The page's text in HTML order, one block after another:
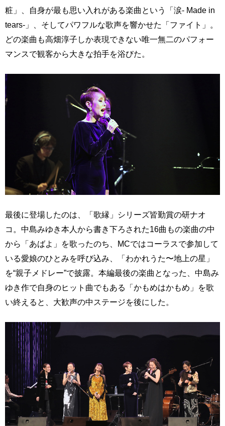
粧」、自身が最も思い入れがある楽曲という「涙- Made in
tears-」、そしてパワフルな歌声を響かせた「ファイト」。
どの楽曲も高畑淳子しか表現できない唯一無二のパフォー
マンスで観客から大きな拍手を浴びた。
最後に登場したのは、「歌縁」シリーズ皆勤賞の研ナオ
コ。中島みゆき本人から書き下ろされた16曲もの楽曲の中
から「あばよ」を歌ったのち、MCではコーラスで参加して
いる愛娘のひとみを呼び込み、「わかれうた〜地上の星」
を“親子メドレー”で披露。本編最後の楽曲となった、中島み
ゆき作で自身のヒット曲でもある「かもめはかもめ」を歌
い終えると、大歓声の中ステージを後にした。